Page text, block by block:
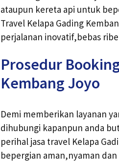
ataupun kereta api untuk
Travel Kelapa Gading
perjalanan inovatif,bebas
Prosedur
Kembang Joyo
Demi memberikan layanan
dihubungi kapanpun anda
perihal jasa travel Kelapa
bepergian aman,nyaman